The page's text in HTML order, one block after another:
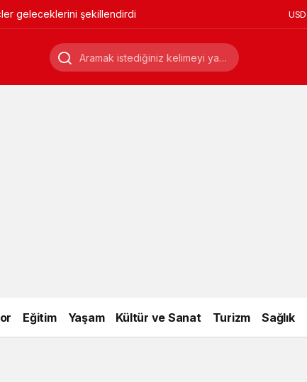
geleceklerini şekillendirdi USD
Eğitim Yaşam Kültür ve Sanat Turizm Sağlık